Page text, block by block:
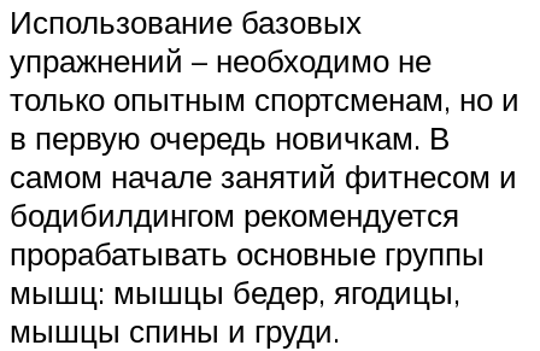
Использование базовых
упражнений – необходимо не
только опытным спортсменам, но и
в первую очередь новичкам. В
самом начале занятий фитнесом и
бодибилдингом рекомендуется
прорабатывать основные группы
мышц: мышцы бедер, ягодицы,
мышцы спины и груди.